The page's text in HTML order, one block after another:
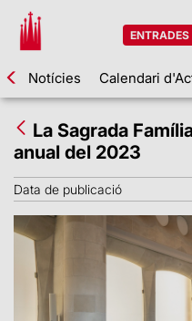
ENTRADES
Notícies Calendari
La Sagrada
anual del 2023
Data de publicació